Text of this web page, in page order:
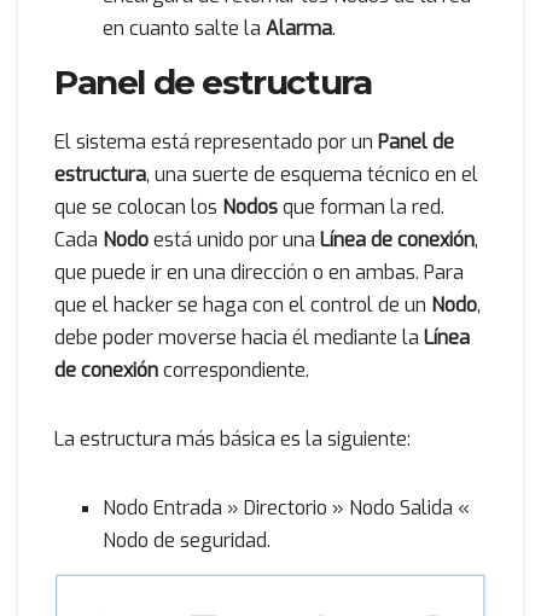
en cuanto salte la Alarma.
Panel de estructura
El sistema está representado por un Panel de
estructura, una suerte de esquema técnico en el
que se colocan los Nodosque forman la red.
Cada Nodoestá unido por una Línea de conexión,
que puede ir en una dirección o en ambas. Para
que el hacker se haga con el control de un Nodo,
debe poder moverse hacia él mediante la Línea
de conexióncorrespondiente.
La estructura más básica es la siguiente:
Nodo Entrada » Directorio » Nodo Salida «
Nodo de seguridad.